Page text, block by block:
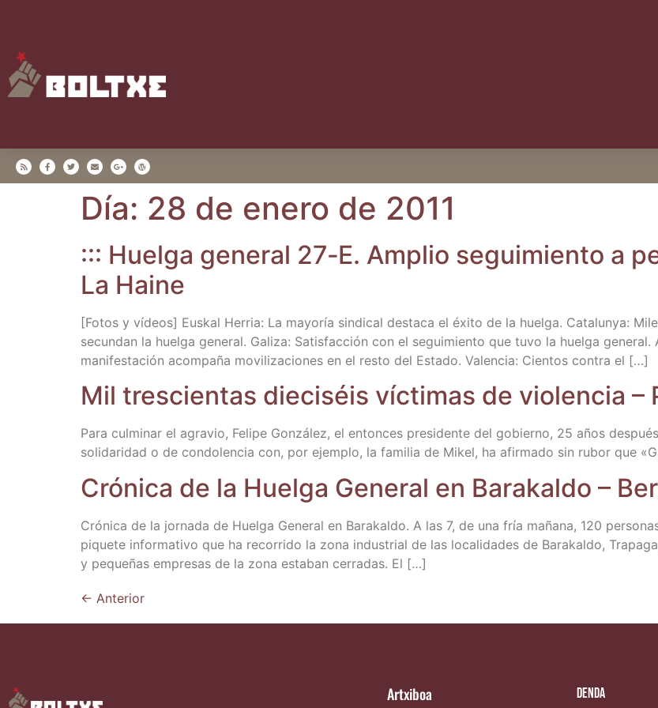
Día: 28 de enero de 2011
::: Huel­ga gene­ral 27‑E. Amplio segui­mien­to a
La Haine
[Fotos y vídeos] Eus­kal Herria: La mayo­ría sin­di­cal des­ta­ca el éxi­to de la huel­ga. Cata­lun­ya:
secun­dan la huel­ga gene­ral. Gali­za: Satis­fac­ción con el segui­mien­to que tuvo la huel­ga
mani­fes­ta­ción acom­pa­ña movi­li­za­cio­nes en el res­to del Esta­do. Valen­cia: Cien­tos con­tra el […]
Mil tres­cien­tas die­ci­séis víc­ti­mas de vio­len­cia –
Para cul­mi­nar el agra­vio, Feli­pe Gon­zá­lez, el enton­ces pre­si­den­te del gobierno, 25 años
soli­da­ri­dad o de con­do­len­cia con, por ejem­plo, la fami­lia de Mikel, ha afir­ma­do sin rubor que
Cró­ni­ca de la Huel­ga Gene­ral en Bara­kal­do –
Cró­ni­ca de la jor­na­da de Huel­ga Gene­ral en Bara­kal­do. A las 7, de una fría maña­na, 120
pique­te infor­ma­ti­vo que ha reco­rri­do la zona indus­trial de las loca­li­da­des de Bara­kal­do,
y peque­ñas empre­sas de la zona esta­ban cerra­das. El […]
← Anterior
Artxiboa Denda